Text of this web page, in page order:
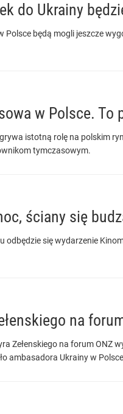
do Ukrainy
Polsce będą mogli jeszcze
w Polsce.
istotną rolę na polskim
tymczasowym.
ściany się
odbędzie się wydarzenie
na
Zełenskiego na forum ONZ
ambasadora Ukrainy w